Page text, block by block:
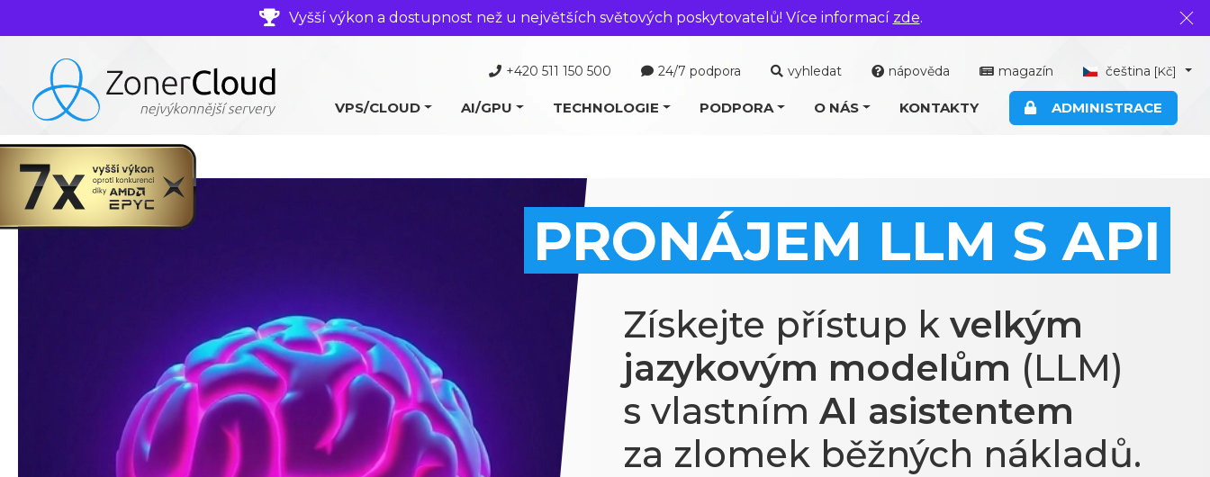
Vyšší výkon a dostupnost než u největších světových poskytovatelů! Více informací zde.
+420 511 150 500 24/7 podpora vyhledat nápověda magazín čeština [Kč]
VPS/CLOUD AI/GPU TECHNOLOGIE PODPORA O NÁS KONTAKTY ADMINISTRACE
PRONÁJEM LLM S API
Získejte přístup k velkým
jazykovým modelům (LLM)
s vlastním AI asistentem
za zlomek běžných nákladů.